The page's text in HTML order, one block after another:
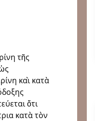
τῆς
καὶ κατὰ
ὅτι
κατὰ τὸν